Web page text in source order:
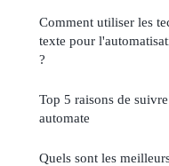
Comment utiliser les
texte pour
?
Top 5 raisons de
automate
Quels sont les